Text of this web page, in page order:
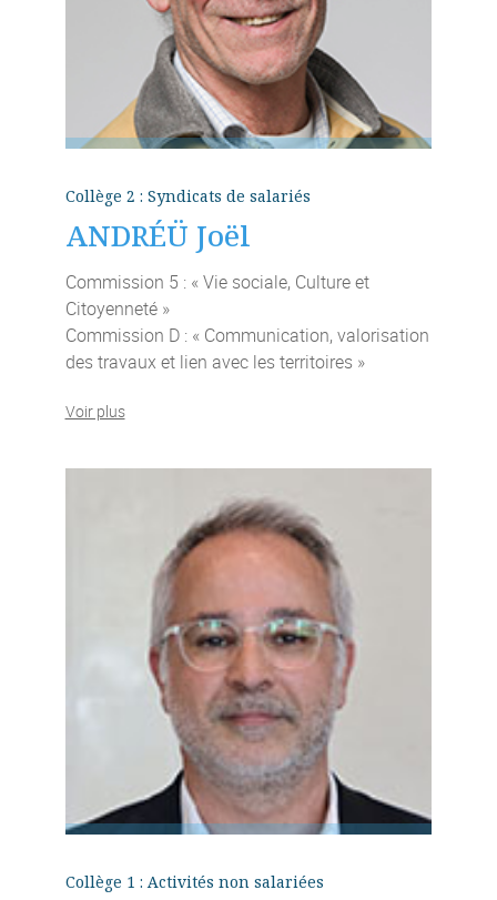
Collège 2 : Syndicats de salariés
ANDRÉÜ Joël
Commission 5 : « Vie sociale, Culture et
Citoyenneté »
Commission D : « Communication, valorisation
des travaux et lien avec les territoires »
Voir plus
Collège 1 : Activités non salariées